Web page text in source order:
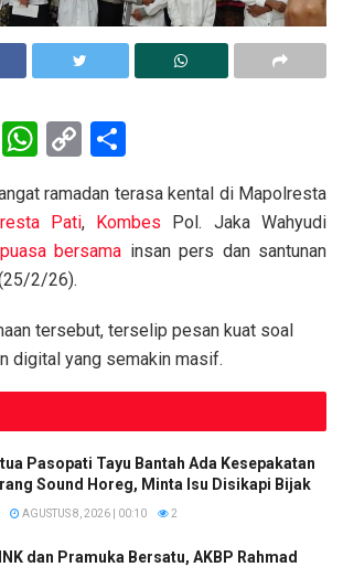
E
W
at
s
A
p
p
C
py
Li
k
ar
e
ramadan terasa kental di Mapolresta
Pati, Kombes Pol. Jaka Wahyudi
bersama insan pers dan santunan
2/26).
tersebut, terselip pesan kuat soal
digital yang semakin masif.
Pasopati Tayu Bantah Ada Kesepakatan
Sound Horeg, Minta Isu Disikapi Bijak
AGUSTUS 8, 2026 | 00:10 2
dan Pramuka Bersatu, AKBP Rahmad